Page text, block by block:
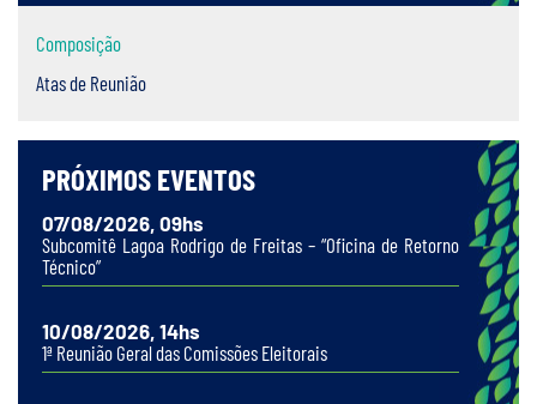
Composição
Atas de Reunião
PRÓXIMOS EVENTOS
07/08/2026, 09hs
Subcomitê Lagoa Rodrigo de Freitas – “Oficina de Retorno
Técnico”
10/08/2026, 14hs
1ª Reunião Geral das Comissões Eleitorais